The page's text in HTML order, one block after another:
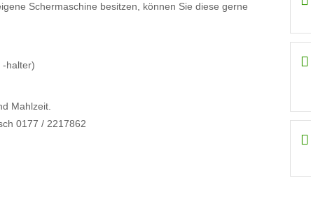
Schermaschine besitzen, können Sie diese gerne
-halter)
Mahlzeit.
0177 / 2217862